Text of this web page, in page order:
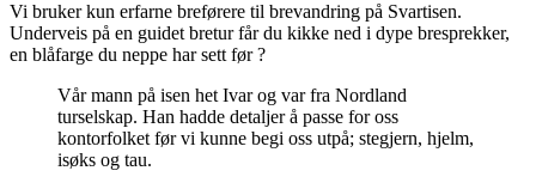
Vi bruker kun erfarne breførere til brevandring på Svartisen.
Underveis på en guidet bretur får du kikke ned i dype bresprekker,
en blåfarge du neppe har sett før ?
Vår mann på isen het Ivar og var fra Nordland
turselskap. Han hadde detaljer å passe for oss
kontorfolket før vi kunne begi oss utpå; stegjern, hjelm,
isøks og tau.